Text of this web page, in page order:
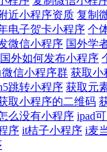
近小程序资质 复制
电子贺卡小程序 个
微信小程序 国外学
国外如何发布小程序
信小程序群 获取小
跳转小程序 获取元
取小程序的二维码
么没有小程序 ipad
序 it桔子小程序 i麦